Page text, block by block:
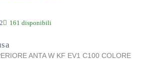
161 disponibili
ANTA W KF EV1 C100 COLORE